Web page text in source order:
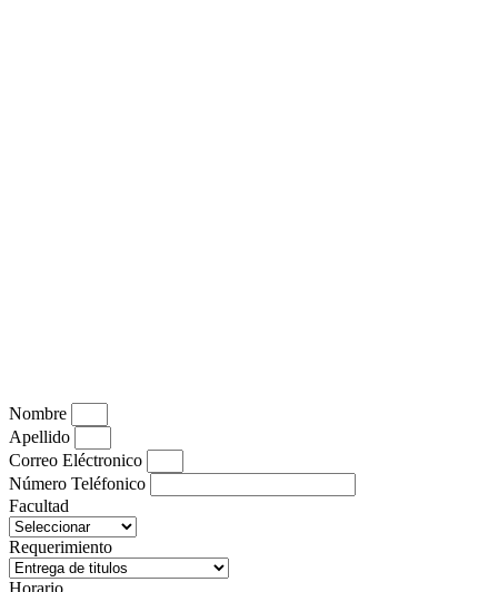
Nombre
Apellido
Correo Eléctronico
Número Teléfonico
Facultad
Requerimiento